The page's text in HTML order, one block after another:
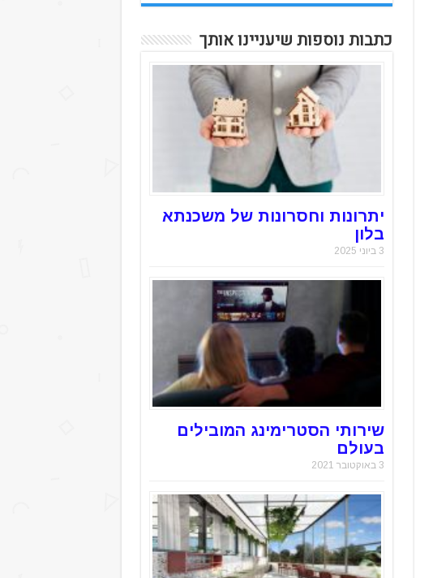
כתבות נוספות שיעניינו אותך
יתרונות וחסרונות של משכנתא
בלון
3 ביוני 2025
שירותי הסטרימינג המובילים
בעולם
3 באוקטובר 2021